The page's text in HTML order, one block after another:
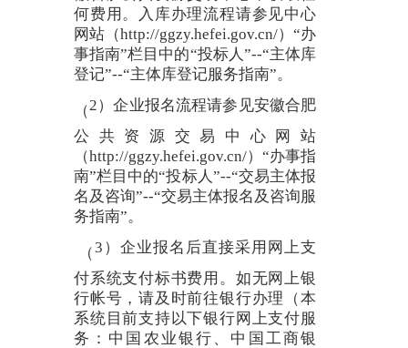
何费用。入库办理流程请参见中心
网站（http://ggzy.hefei.gov.cn/）“办
事指南”栏目中的“投标人”--“主体库
登记”--“主体库登记服务指南”。
（2）企业报名流程请参见安徽合肥
公共资源交易中心网站
（http://ggzy.hefei.gov.cn/）“办事指
南”栏目中的“投标人”--“交易主体报
名及咨询”--“交易主体报名及咨询服
务指南”。
（3）企业报名后直接采用网上支
付系统支付标书费用。如无网上银
行帐号，请及时前往银行办理（本
系统目前支持以下银行网上支付服
务：中国农业银行、中国工商银